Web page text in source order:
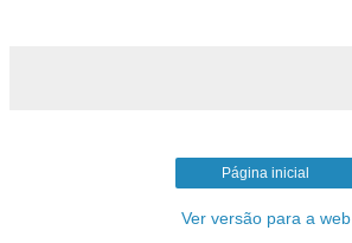
Página inicial
Ver versão para a web